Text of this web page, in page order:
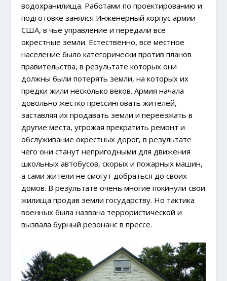
водохранилища. Работами по проектированию и
подготовке занялся Инженерный корпус армии
США, в чье управление и передали все
окрестные земли. Естественно, все местное
население было категорически против планов
правительства, в результате которых они
должны были потерять земли, на которых их
предки жили несколько веков. Армия начала
довольно жестко прессинговать жителей,
заставляя их продавать земли и переезжать в
другие места, угрожая прекратить ремонт и
обслуживание окрестных дорог, в результате
чего они станут непригодными для движения
школьных автобусов, скорых и пожарных машин,
а сами жители не смогут добраться до своих
домов. В результате очень многие покинули свои
жилища продав земли государству. Но тактика
военных была названа террористической и
вызвала бурный резонанс в прессе.